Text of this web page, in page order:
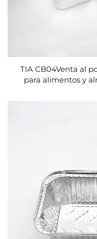
TIA CB04Venta al
para alimentos y